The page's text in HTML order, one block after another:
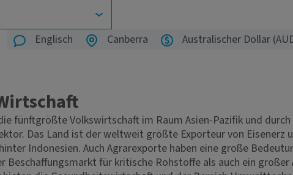
Englisch Canberra Australischer Dollar
fünftgrößte Volkswirtschaft im Raum Asien-Pazifik und
Das Land ist der weltweit größte Exporteur von Eisenerz
Indonesien. Auch Agrarexporte haben eine große
für kritische Rohstoffe als auch ein